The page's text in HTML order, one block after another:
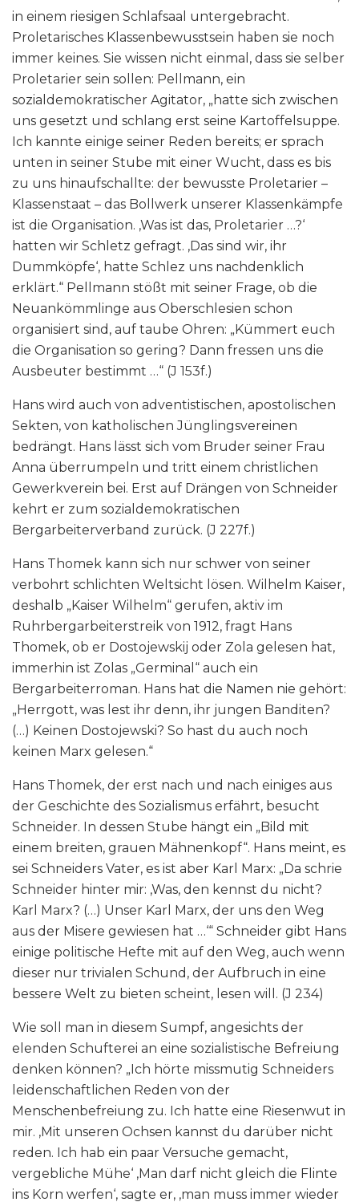
in einem riesigen Schlafsaal untergebracht.
Proletarisches Klassenbewusstsein haben sie noch
immer keines. Sie wissen nicht einmal, dass sie selber
Proletarier sein sollen: Pellmann, ein
sozialdemokratischer Agitator, „hatte sich zwischen
uns gesetzt und schlang erst seine Kartoffelsuppe.
Ich kannte einige seiner Reden bereits; er sprach
unten in seiner Stube mit einer Wucht, dass es bis
zu uns hinaufschallte: der bewusste Proletarier –
Klassenstaat – das Bollwerk unserer Klassenkämpfe
ist die Organisation. ‚Was ist das, Proletarier …?‘
hatten wir Schletz gefragt. ‚Das sind wir, ihr
Dummköpfe‘, hatte Schlez uns nachdenklich
erklärt.“ Pellmann stößt mit seiner Frage, ob die
Neuankömmlinge aus Oberschlesien schon
organisiert sind, auf taube Ohren: „Kümmert euch
die Organisation so gering? Dann fressen uns die
Ausbeuter bestimmt …“ (J 153f.)
Hans wird auch von adventistischen, apostolischen
Sekten, von katholischen Jünglingsvereinen
bedrängt. Hans lässt sich vom Bruder seiner Frau
Anna überrumpeln und tritt einem christlichen
Gewerkverein bei. Erst auf Drängen von Schneider
kehrt er zum sozialdemokratischen
Bergarbeiterverband zurück. (J 227f.)
Hans Thomek kann sich nur schwer von seiner
verbohrt schlichten Weltsicht lösen. Wilhelm Kaiser,
deshalb „Kaiser Wilhelm“ gerufen, aktiv im
Ruhrbergarbeiterstreik von 1912, fragt Hans
Thomek, ob er Dostojewskij oder Zola gelesen hat,
immerhin ist Zolas „Germinal“ auch ein
Bergarbeiterroman. Hans hat die Namen nie gehört:
„Herrgott, was lest ihr denn, ihr jungen Banditen?
(…) Keinen Dostojewski? So hast du auch noch
keinen Marx gelesen.“
Hans Thomek, der erst nach und nach einiges aus
der Geschichte des Sozialismus erfährt, besucht
Schneider. In dessen Stube hängt ein „Bild mit
einem breiten, grauen Mähnenkopf“. Hans meint, es
sei Schneiders Vater, es ist aber Karl Marx: „Da schrie
Schneider hinter mir: ‚Was, den kennst du nicht?
Karl Marx? (…) Unser Karl Marx, der uns den Weg
aus der Misere gewiesen hat …‘“ Schneider gibt Hans
einige politische Hefte mit auf den Weg, auch wenn
dieser nur trivialen Schund, der Aufbruch in eine
bessere Welt zu bieten scheint, lesen will. (J 234)
Wie soll man in diesem Sumpf, angesichts der
elenden Schufterei an eine sozialistische Befreiung
denken können? „Ich hörte missmutig Schneiders
leidenschaftlichen Reden von der
Menschenbefreiung zu. Ich hatte eine Riesenwut in
mir. ‚Mit unseren Ochsen kannst du darüber nicht
reden. Ich hab ein paar Versuche gemacht,
vergebliche Mühe‘ ‚Man darf nicht gleich die Flinte
ins Korn werfen‘, sagte er, ‚man muss immer wieder